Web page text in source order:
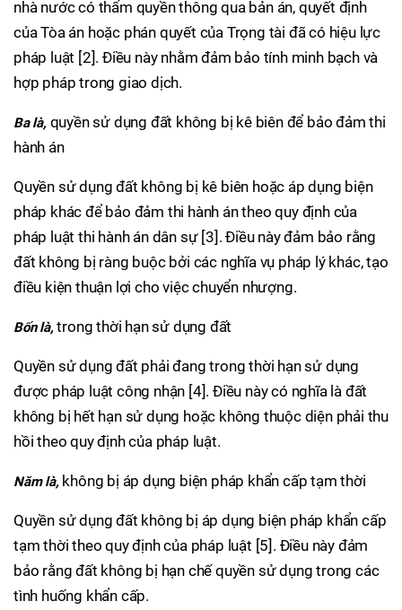
nhà nước có thẩm quyền thông qua bản án, quyết định
của Tòa án hoặc phán quyết của Trọng tài đã có hiệu lực
pháp luật [2]. Điều này nhằm đảm bảo tính minh bạch và
hợp pháp trong giao dịch.
Ba là, quyền sử dụng đất không bị kê biên để bảo đảm thi
hành án
Quyền sử dụng đất không bị kê biên hoặc áp dụng biện
pháp khác để bảo đảm thi hành án theo quy định của
pháp luật thi hành án dân sự [3]. Điều này đảm bảo rằng
đất không bị ràng buộc bởi các nghĩa vụ pháp lý khác, tạo
điều kiện thuận lợi cho việc chuyển nhượng.
Bốn là,trong thời hạn sử dụng đất
Quyền sử dụng đất phải đang trong thời hạn sử dụng
được pháp luật công nhận [4]. Điều này có nghĩa là đất
không bị hết hạn sử dụng hoặc không thuộc diện phải thu
hồi theo quy định của pháp luật.
Năm là,không bị áp dụng biện pháp khẩn cấp tạm thời
Quyền sử dụng đất không bị áp dụng biện pháp khẩn cấp
tạm thời theo quy định của pháp luật [5]. Điều này đảm
bảo rằng đất không bị hạn chế quyền sử dụng trong các
tình huống khẩn cấp.